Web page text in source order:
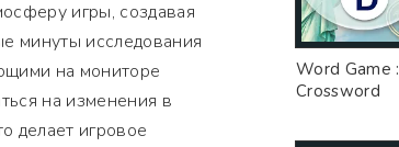
игры, создавая
минуты исследования
на мониторе
на изменения в
делает игровое
Word Game :
Crossword